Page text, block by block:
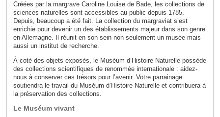
Créées par la margrave Caroline Louise de Bade, les collections de
sciences naturelles sont accessibles au public depuis 1785.
Depuis, beaucoup a été fait. La collection du margraviat s’est
enrichie pour devenir un des établissements majeur dans son genre
en Allemagne. Il réunit en son sein non seulement un musée mais
aussi un institut de recherche.
À coté des objets exposés, le Muséum d’Histoire Naturelle possède
des collections scientifiques de renommée internationale : aidez-
nous à conserver ces trésors pour l’avenir. Votre parrainage
soutiendra le travail du Muséum d’Histoire Naturelle et contribuera à
la préservation des collections.
Le Muséum vivant